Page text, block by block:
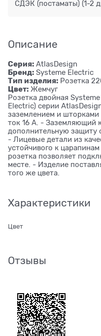
СДЭК (постаматы) (1-2
Описание
Серия: AtlasDesign
Бренд: Systeme Electric
Тип изделия: Розетка
Цвет: Жемчуг
Розетка двойная
Electric) серии
заземлением и
ток 16 А. - Заземляющий
дополнительную защиту
- Лицевые детали из
устойчивого к
розетка позволяет
месте. - Изделие
того же цвета.
Характеристики
Цвет
Отзывы